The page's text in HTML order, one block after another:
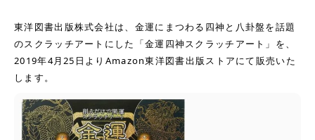
東洋図書出版株式会社は、金運にまつわる四神と八卦盤を話題
のスクラッチアートにした「金運四神スクラッチアート」を、
2019年4月25日よりAmazon東洋図書出版ストアにて販売いた
します。